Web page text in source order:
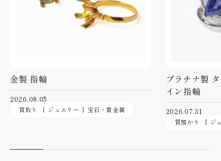
金製 指輪
2026.08.05
買取り ジュエリー 宝石・貴金属
プラチナ製
イン指輪
2026.07.31
質預かり ジ